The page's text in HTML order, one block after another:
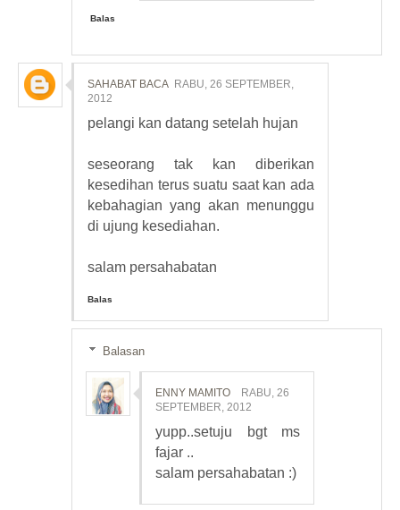
Balas
SAHABAT BACA RABU, 26 SEPTEMBER,
2012
pelangi kan datang setelah hujan
seseorang tak kan diberikan
kesedihan terus suatu saat kan ada
kebahagian yang akan menunggu
di ujung kesediahan.
salam persahabatan
Balas
Balasan
ENNY MAMITO
RABU, 26
SEPTEMBER, 2012
yupp..setuju bgt ms
fajar ..
salam persahabatan :)